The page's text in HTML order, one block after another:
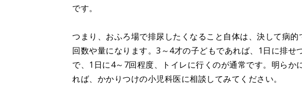
です。
つまり、おふろ場で排尿したくなること自体は、決して病
回数や量になります。3～4才の子どもであれば、1日に排
で、1日に4～7回程度、トイレに行くのが通常です。明らか
れば、かかりつけの小児科医に相談してみてください。